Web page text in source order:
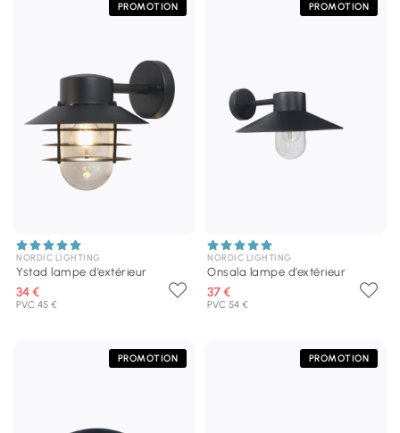
PROMOTION
NORDIC LIGHTING
Ystad lampe d’extérieur
34 €
PVC 45 €
PROMOTION
NORDIC LIGHTING
Onsala lampe d’extérieur
37 €
PVC 54 €
PROMOTION PROMOTION